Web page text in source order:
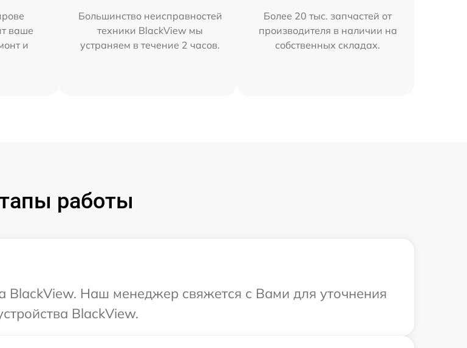
ваше
и
Большинство неисправностей
техники BlackView мы
устраняем в течение 2 часов.
Более 20 тыс. запчастей от
производителя в наличии на
собственных складах.
работы
BlackView. Наш менеджер свяжется с Вами для уточнения
BlackView.